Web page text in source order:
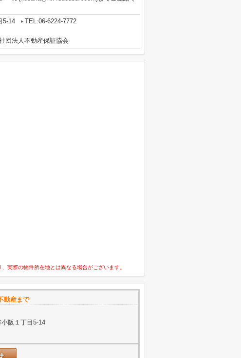
5-14
TEL:06-6224-7772
団法人不動産保証協会
実際の物件所在地とは異なる場合がございます。
動産まで
阪１丁目5-14